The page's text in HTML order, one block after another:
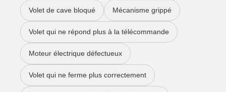
Volet de cave bloqué Mécanisme grippé
Volet qui ne répond plus à la télécommande
Moteur électrique défectueux
Volet qui ne ferme plus correctement